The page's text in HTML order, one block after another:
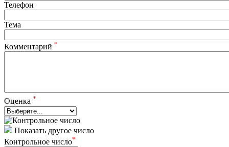
Телефон
Тема
Комментарий *
Оценка *
Показать другое число
Контрольное число*